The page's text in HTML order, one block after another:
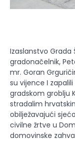
Izaslanstvo Grada
gradonačelnik,
mr. Goran
su vijence I
gradskom groblju
stradalim
obilježavajući
civilne žrtve u
domovinske